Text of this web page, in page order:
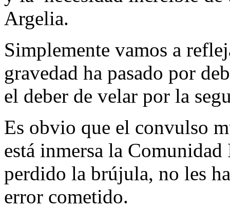
Argelia.
Simplemente vamos a
gravedad ha pasado por
el deber de velar por la
Es obvio que el convulso
está inmersa la
perdido la brújula, no les
error cometido.